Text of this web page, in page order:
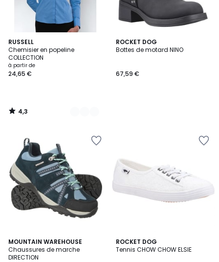
RUSSELL
Chemisier en popeline
COLLECTION
à partir de
24,65 €
4,3
/ 5
5
Couleurs
4,3
/
ROCKET DOG
Bottes de motard NINO
67,59 €
MOUNTAIN WAREHOUSE
Chaussures de marche
DIRECTION
2
Couleurs
ROCKET DOG
Tennis CHOW CHOW ELSIE
4,5
/ 5
2
Couleurs